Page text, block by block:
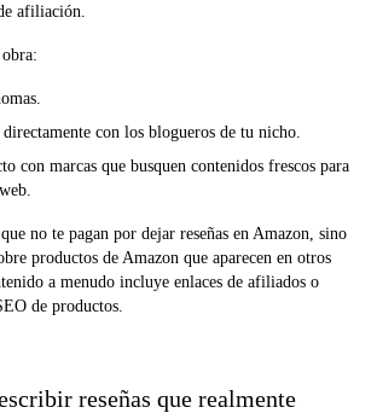
afiliación.
con los blogueros de tu nicho.
con marcas que busquen contenidos frescos para
no te pagan por dejar reseñas en Amazon, sino
productos de Amazon que aparecen en otros
a menudo incluye enlaces de afiliados o
de productos.
reseñas que realmente